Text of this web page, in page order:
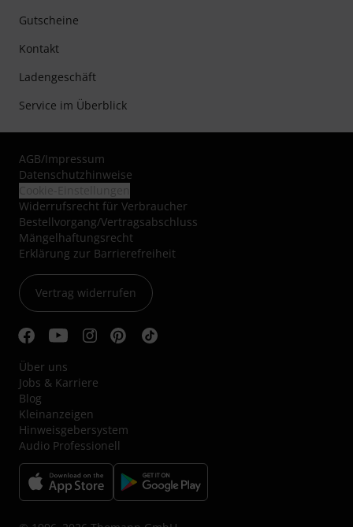
Gutscheine
Kontakt
Ladengeschäft
Service im Überblick
AGB/Impressum
Datenschutzhinweise
Widerrufsrecht für Verbraucher
Bestellvorgang/Vertragsabschluss
Mängelhaftungsrecht
Erklärung zur Barrierefreiheit
Vertrag widerrufen
Über uns
Jobs & Karriere
Blog
Kleinanzeigen
Hinweisgebersystem
Audio Professionell